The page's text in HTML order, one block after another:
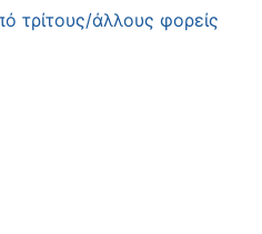
τρίτους/άλλους φορείς